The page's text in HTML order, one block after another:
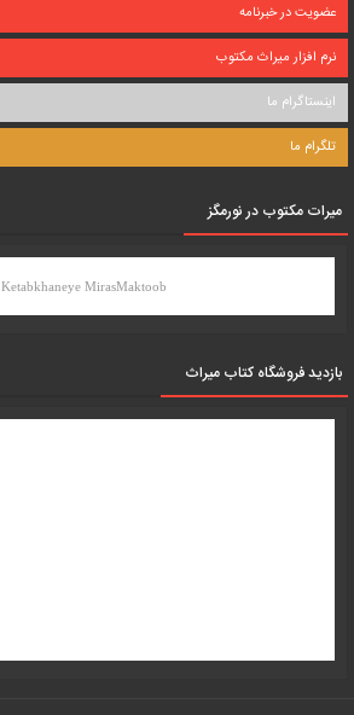
عضویت در خبرنامه
نرم افزار میراث مکتوب
اینستاگرام ما
تلگرام ما
میرات مکتوب در نورمگز
Ketabkhaneye MirasMaktoob
بازدید فروشگاه کتاب میراث